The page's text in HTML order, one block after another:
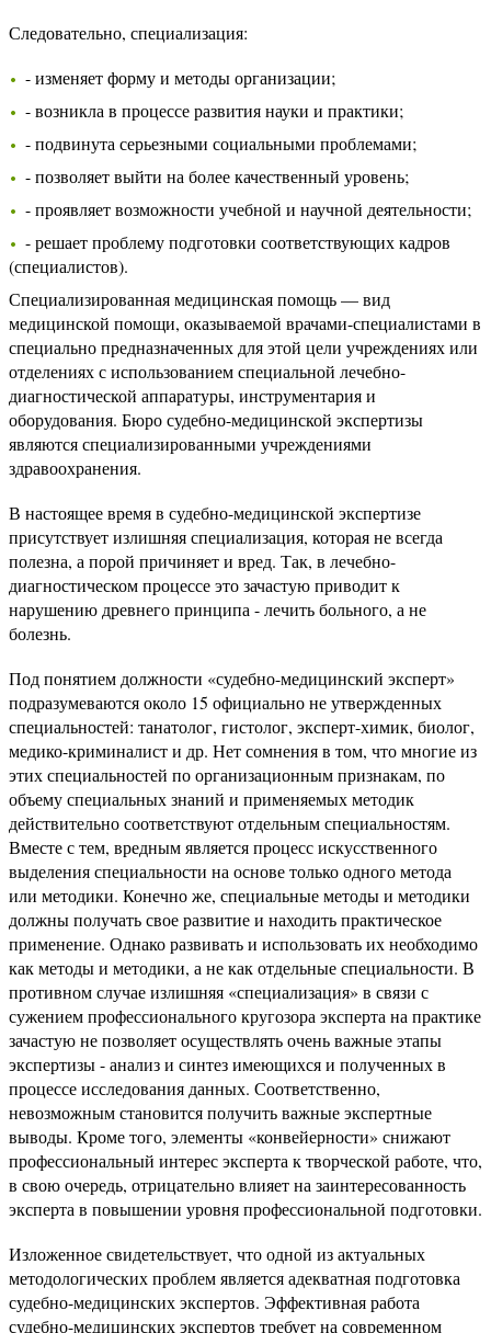
Следовательно, специализация:
- изменяет форму и методы организации;
- возникла в процессе развития науки и практики;
- подвинута серьезными социальными проблемами;
- позволяет выйти на более качественный уровень;
- проявляет возможности учебной и научной деятельности;
- решает проблему подготовки соответствующих кадров
(специалистов).
Специализированная медицинская помощь — вид
медицинской помощи, оказываемой врачами-специалистами в
специально предназначенных для этой цели учреждениях или
отделениях с использованием специальной лечебно-
диагностической аппаратуры, инструментария и
оборудования. Бюро судебно-медицинской экспертизы
являются специализированными учреждениями
здравоохранения.
В настоящее время в судебно-медицинской экспертизе
присутствует излишняя специализация, которая не всегда
полезна, а порой причиняет и вред. Так, в лечебно-
диагностическом процессе это зачастую приводит к
нарушению древнего принципа - лечить больного, а не
болезнь.
Под понятием должности «судебно-медицинский эксперт»
подразумеваются около 15 официально не утвержденных
специальностей: танатолог, гистолог, эксперт-химик, биолог,
медико-криминалист и др. Нет сомнения в том, что многие из
этих специальностей по организационным признакам, по
объему специальных знаний и применяемых методик
действительно соответствуют отдельным специальностям.
Вместе с тем, вредным является процесс искусственного
выделения специальности на основе только одного метода
или методики. Конечно же, специальные методы и методики
должны получать свое развитие и находить практическое
применение. Однако развивать и использовать их необходимо
как методы и методики, а не как отдельные специальности. В
противном случае излишняя «специализация» в связи с
сужением профессионального кругозора эксперта на практике
зачастую не позволяет осуществлять очень важные этапы
экспертизы - анализ и синтез имеющихся и полученных в
процессе исследования данных. Соответственно,
невозможным становится получить важные экспертные
выводы. Кроме того, элементы «конвейерности» снижают
профессиональный интерес эксперта к творческой работе, что,
в свою очередь, отрицательно влияет на заинтересованность
эксперта в повышении уровня профессиональной подготовки.
Изложенное свидетельствует, что одной из актуальных
методологических проблем является адекватная подготовка
судебно-медицинских экспертов. Эффективная работа
судебно-медицинских экспертов требует на современном